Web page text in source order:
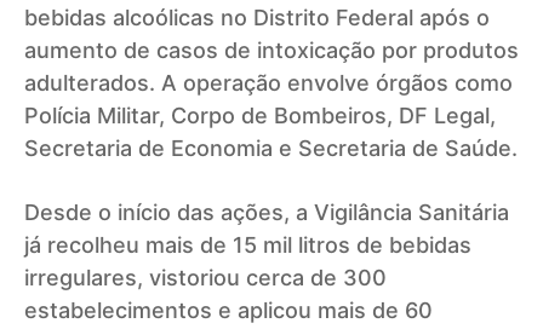
bebidas alcoólicas no Distrito Federal após o
aumento de casos de intoxicação por produtos
adulterados. A operação envolve órgãos como
Polícia Militar, Corpo de Bombeiros, DF Legal,
Secretaria de Economia e Secretaria de Saúde.
Desde o início das ações, a Vigilância Sanitária
já recolheu mais de 15 mil litros de bebidas
irregulares, vistoriou cerca de 300
estabelecimentos e aplicou mais de 60